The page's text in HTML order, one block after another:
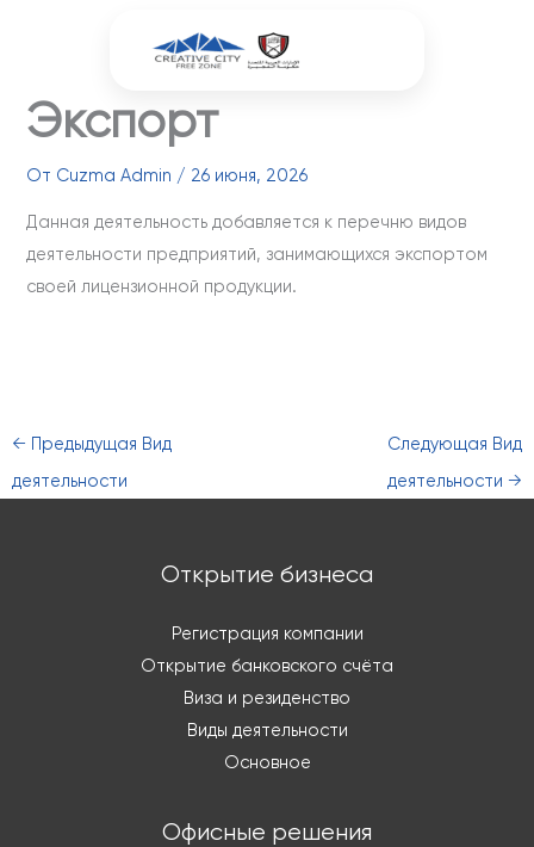
Экспорт
От Cuzma Admin / 26 июня, 2026
Данная деятельность добавляется к перечню видов
деятельности предприятий, занимающихся экспортом
своей лицензионной продукции.
← Предыдущая Вид
деятельности
Следующая Вид
деятельности→
Открытие бизнеса
Регистрация компании
Открытие банковского счёта
Виза и резиденство
Виды деятельности
Основное
Офисные решения